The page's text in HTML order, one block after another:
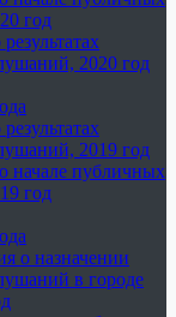
год
2020 год
2019 год
начале публичных
год
о назначении
в городе